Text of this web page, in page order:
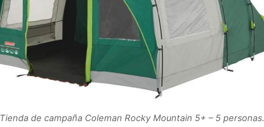
Tienda de campaña Coleman Rocky Mountain 5+ – 5 personas.